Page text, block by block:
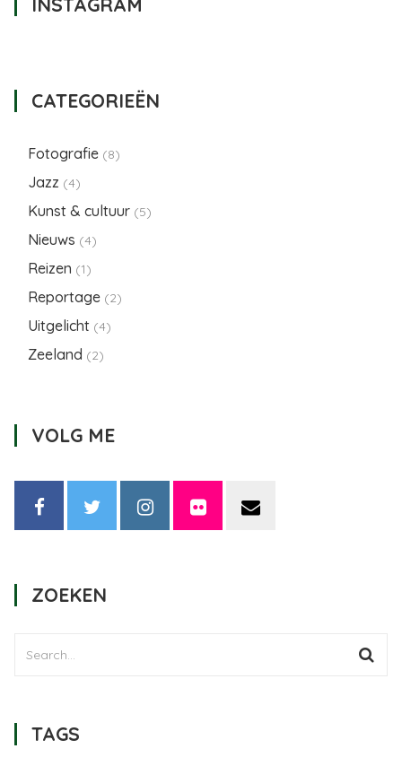
CATEGORIEËN
Fotografie (8)
Jazz (4)
Kunst & cultuur (5)
Nieuws (4)
Reizen (1)
Reportage (2)
Uitgelicht (4)
Zeeland (2)
VOLG ME
ZOEKEN
TAGS